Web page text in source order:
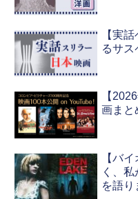
【実
るサス
【
画まと
【バ
く、
を語